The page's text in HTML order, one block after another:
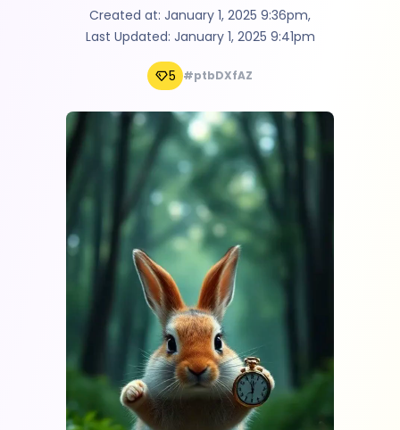
Created at: January 1, 2025 9:36pm,
Last Updated: January 1, 2025 9:41pm
5 #ptbDXfAZ